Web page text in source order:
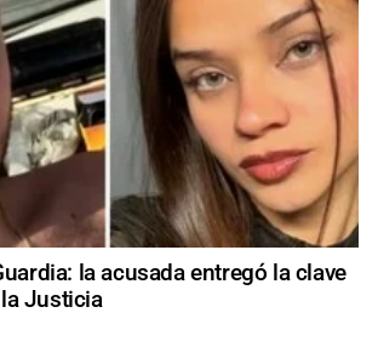
la acusada entregó la clave
Justicia